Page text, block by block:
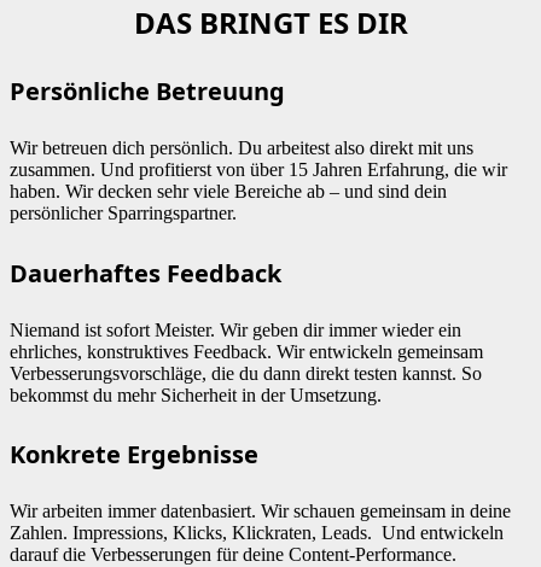
DAS BRINGT ES DIR
Persönliche Betreuung
Wir betreuen dich persönlich. Du arbeitest also direkt mit uns
zusammen. Und profitierst von über 15 Jahren Erfahrung, die wir
haben. Wir decken sehr viele Bereiche ab – und sind dein
persönlicher Sparringspartner.
Dauerhaftes Feedback
Niemand ist sofort Meister. Wir geben dir immer wieder ein
ehrliches, konstruktives Feedback. Wir entwickeln gemeinsam
Verbesserungsvorschläge, die du dann direkt testen kannst. So
bekommst du mehr Sicherheit in der Umsetzung.
Konkrete Ergebnisse
Wir arbeiten immer datenbasiert. Wir schauen gemeinsam in deine
Zahlen. Impressions, Klicks, Klickraten, Leads. Und entwickeln
darauf die Verbesserungen für deine Content-Performance.